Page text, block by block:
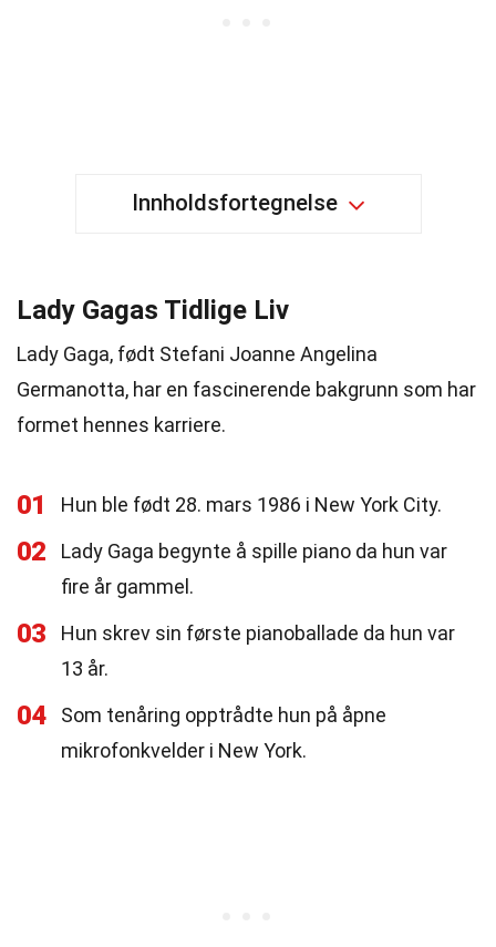
Innholdsfortegnelse
Lady Gagas Tidlige Liv
Lady Gaga, født Stefani Joanne Angelina
Germanotta, har en fascinerende bakgrunn som har
formet hennes karriere.
01 Hun ble født 28. mars 1986 i New York City.
02
Lady Gaga begynte å spille piano da hun var
fire år gammel.
03
Hun skrev sin første pianoballade da hun var
13 år.
04
Som tenåring opptrådte hun på åpne
mikrofonkvelder i New York.